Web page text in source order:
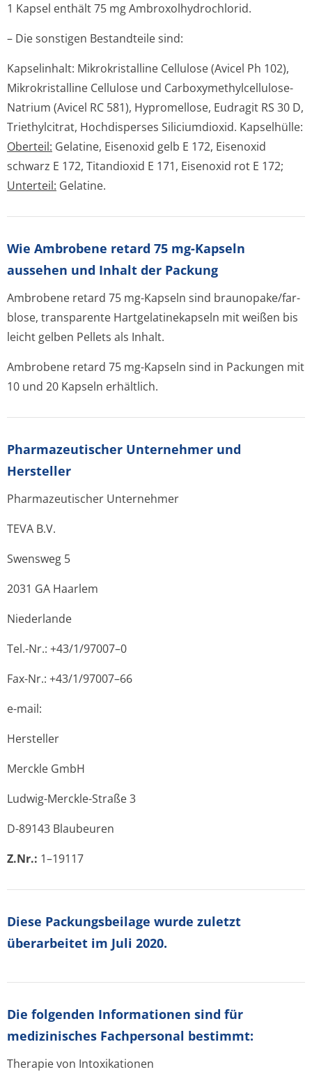
1 Kapsel enthält 75 mg Ambroxolhydrochlo­rid.
– Die sonstigen Bestandteile sind:
Kapselinhalt: Mikrokristalline Cellulose (Avicel Ph 102),
Mikrokristalline Cellulose und Carboxymethyl­cellulose-
Natrium (Avicel RC 581), Hypromellose, Eudragit RS 30 D,
Triethylcitrat, Hochdisperses Siliciumdioxid. Kapselhülle:
Oberteil: Gelatine, Eisenoxid gelb E 172, Eisenoxid
schwarz E 172, Titandioxid E 171, Eisenoxid rot E 172;
Unterteil: Gelatine.
Wie Ambrobene retard 75 mg-Kapseln
aussehen und Inhalt der Packung
Ambrobene retard 75 mg-Kapseln sind braunopake/far­
blose, transparente Hartgelatinekapseln mit weißen bis
leicht gelben Pellets als Inhalt.
Ambrobene retard 75 mg-Kapseln sind in Packungen mit
10 und 20 Kapseln erhältlich.
Pharmazeutischer Unternehmer und
Hersteller
Pharmazeutischer Unternehmer
TEVA B.V.
Swensweg 5
2031 GA Haarlem
Niederlande
Tel.-Nr.: +43/1/97007–0
Fax-Nr.: +43/1/97007–66
e-mail:
Hersteller
Merckle GmbH
Ludwig-Merckle-Straße 3
D-89143 Blaubeuren
Z.Nr.: 1–19117
Diese Packungsbeilage wurde zuletzt
überarbeitet im Juli 2020.
Die folgenden Informationen sind für
medizinisches Fachpersonal bestimmt:
Therapie von Intoxikationen